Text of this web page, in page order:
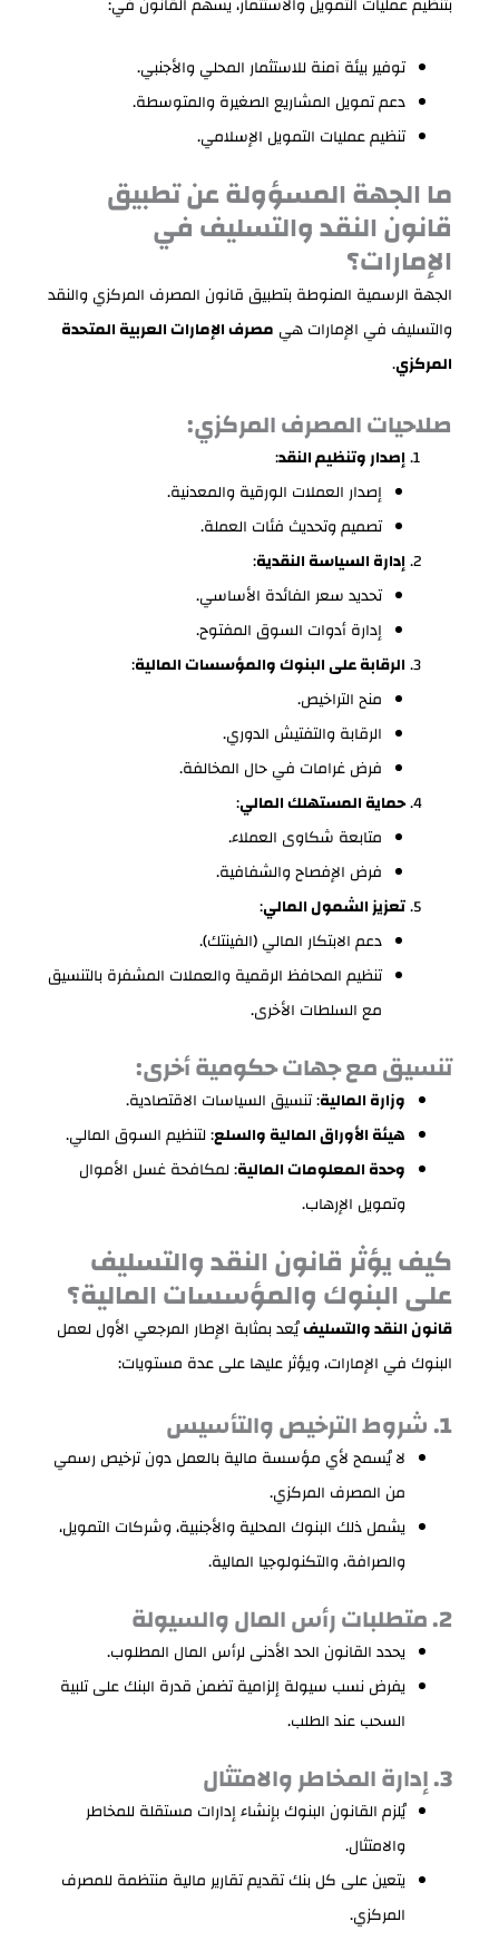
بتنظيم عمليات التمويل والاستثمار، يسهم القانون في:
توفير بيئة آمنة للاستثمار المحلي والأجنبي.
دعم تمويل المشاريع الصغيرة والمتوسطة.
تنظيم عمليات التمويل الإسلامي.
ما الجهة المسؤولة عن تطبيق
قانون النقد والتسليف في
الإمارات؟
الجهة الرسمية المنوطة بتطبيق قانون المصرف المركزي والنقد
والتسليف في الإمارات هي مصرف الإمارات العربية المتحدة
المركزي.
صلاحيات المصرف المركزي:
إصدار وتنظيم النقد:
إصدار العملات الورقية والمعدنية.
تصميم وتحديث فئات العملة.
إدارة السياسة النقدية:
تحديد سعر الفائدة الأساسي.
إدارة أدوات السوق المفتوح.
الرقابة على البنوك والمؤسسات المالية:
منح التراخيص.
الرقابة والتفتيش الدوري.
فرض غرامات في حال المخالفة.
حماية المستهلك المالي:
متابعة شكاوى العملاء.
فرض الإفصاح والشفافية.
تعزيز الشمول المالي:
دعم الابتكار المالي (الفينتك).
تنظيم المحافظ الرقمية والعملات المشفرة بالتنسيق
مع السلطات الأخرى.
تنسيق مع جهات حكومية أخرى:
وزارة المالية: تنسيق السياسات الاقتصادية.
هيئة الأوراق المالية والسلع: لتنظيم السوق المالي.
وحدة المعلومات المالية: لمكافحة غسل الأموال
وتمويل الإرهاب.
كيف يؤثر قانون النقد والتسليف
على البنوك والمؤسسات المالية؟
قانون النقد والتسليفيُعد بمثابة الإطار المرجعي الأول لعمل
البنوك في الإمارات، ويؤثر عليها على عدة مستويات:
1. شروط الترخيص والتأسيس
لا يُسمح لأي مؤسسة مالية بالعمل دون ترخيص رسمي
من المصرف المركزي.
يشمل ذلك البنوك المحلية والأجنبية، وشركات التمويل،
والصرافة، والتكنولوجيا المالية.
2. متطلبات رأس المال والسيولة
يحدد القانون الحد الأدنى لرأس المال المطلوب.
يفرض نسب سيولة إلزامية تضمن قدرة البنك على تلبية
السحب عند الطلب.
3. إدارة المخاطر والامتثال
يُلزم القانون البنوك بإنشاء إدارات مستقلة للمخاطر
والامتثال.
يتعين على كل بنك تقديم تقارير مالية منتظمة للمصرف
المركزي.